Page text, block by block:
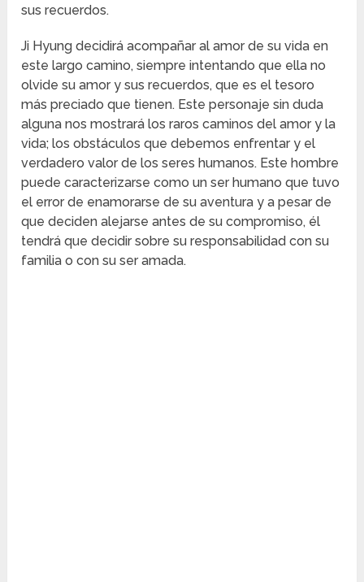
sus recuerdos.
Ji Hyung decidirá acompañar al amor de su vida en
este largo camino, siempre intentando que ella no
olvide su amor y sus recuerdos, que es el tesoro
más preciado que tienen. Este personaje sin duda
alguna nos mostrará los raros caminos del amor y la
vida; los obstáculos que debemos enfrentar y el
verdadero valor de los seres humanos. Este hombre
puede caracterizarse como un ser humano que tuvo
el error de enamorarse de su aventura y a pesar de
que deciden alejarse antes de su compromiso, él
tendrá que decidir sobre su responsabilidad con su
familia o con su ser amada.